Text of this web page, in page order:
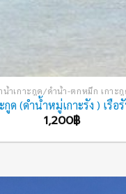
น้ำเกาะกูด/ดำน้ำ-ตกหมึก เกาะ
กูด (ดำน้ำหมู่เกาะรัง ) เรือ
1,200฿